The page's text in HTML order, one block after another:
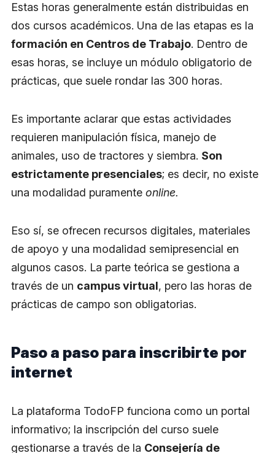
Estas horas generalmente están distribuidas en
dos cursos académicos. Una de las etapas es la
formación en Centros de Trabajo. Dentro de
esas horas, se incluye un módulo obligatorio de
prácticas, que suele rondar las 300 horas.
​Es importante aclarar que estas actividades
requieren manipulación física, manejo de
animales, uso de tractores y siembra. Son
estrictamente presenciales; es decir, no existe
una modalidad puramente online.
Eso sí, se ofrecen recursos digitales, materiales
de apoyo y una modalidad semipresencial en
algunos casos. La parte teórica se gestiona a
través de un campus virtual, pero las horas de
prácticas de campo son obligatorias.
Paso a paso para inscribirte por
internet
La plataforma TodoFP funciona como un portal
informativo; la inscripción del curso suele
gestionarse a través de la Consejería de